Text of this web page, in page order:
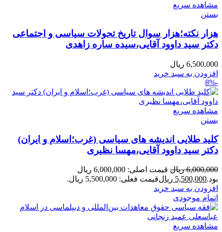
مشاهده سریع
بستن
هزار نکته؛هزار سوال تاریخ تحولات سیاسی و اجتماعی
دکتر سید داوود آقایی،سیده ساره زاهدی
6,500,000 ریال
افزودن به سبد خرید
-8%
مشاهده سریع
بستن
کلید طلایی اندیشه های سیاسی (غرب؛اسلام و ایران)
دکتر سید داوود آقایی،مهسا نظیری
6,000,000 ریال
قیمت اصلی: 6,000,000 ریال
بود.5,500,000 ریالقیمت فعلی: 5,500,000 ریال.
افزودن به سبد خرید
اتمام موجودی
مشاهده سریع